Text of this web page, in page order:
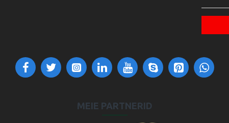
MEIE PARTNERID